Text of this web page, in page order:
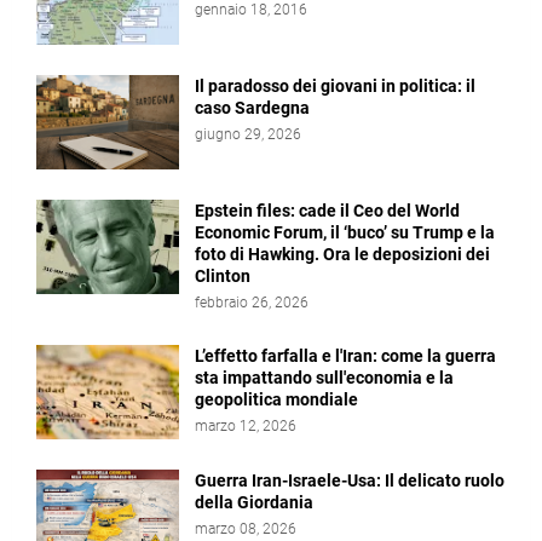
gennaio 18, 2016
Il paradosso dei giovani in politica: il
caso Sardegna
giugno 29, 2026
Epstein files: cade il Ceo del World
Economic Forum, il ‘buco’ su Trump e la
foto di Hawking. Ora le deposizioni dei
Clinton
febbraio 26, 2026
L’effetto farfalla e l'Iran: come la guerra
sta impattando sull'economia e la
geopolitica mondiale
marzo 12, 2026
Guerra Iran-Israele-Usa: Il delicato ruolo
della Giordania
marzo 08, 2026